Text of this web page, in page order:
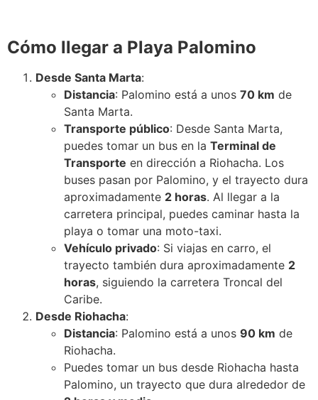
Cómo llegar a Playa Palomino
Desde Santa Marta:
Distancia: Palomino está a unos 70 km de
Santa Marta.
Transporte público: Desde Santa Marta,
puedes tomar un bus en la Terminal de
Transporte en dirección a Riohacha. Los
buses pasan por Palomino, y el trayecto dura
aproximadamente 2 horas. Al llegar a la
carretera principal, puedes caminar hasta la
playa o tomar una moto-taxi.
Vehículo privado: Si viajas en carro, el
trayecto también dura aproximadamente 2
horas, siguiendo la carretera Troncal del
Caribe.
Desde Riohacha:
Distancia: Palomino está a unos 90 km de
Riohacha.
Puedes tomar un bus desde Riohacha hasta
Palomino, un trayecto que dura alrededor de